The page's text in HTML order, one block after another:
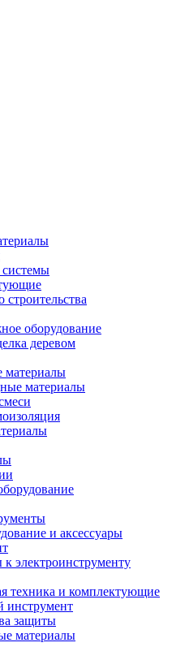
оборудование
деревом
материалы
материалы
и аксессуары
электроинструменту
техника и комплектующие
инструмент
защиты
материалы